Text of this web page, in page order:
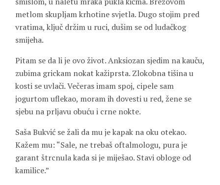
metlom skupljam krhotine svjetla. Dugo stojim pred
vratima, ključ držim u ruci, dušim se od ludačkog
smijeha.
Pitam se da li je ovo život. Anksiozan sjedim na kauču,
zubima grickam nokat kažiprsta. Zlokobna tišina u
kosti se uvlači. Večeras imam spoj, cipele sam
jogurtom uflekao, moram ih dovesti u red, žene se
sjebu na prljavu obuću i crne nokte.
Saša Bukvić se žali da mu je kapak na oku otekao.
Kažem mu: “Sale, ne trebaš oftalmologu, pura je
garant štrcnula kada si je miješao. Stavi obloge od
kamilice.”